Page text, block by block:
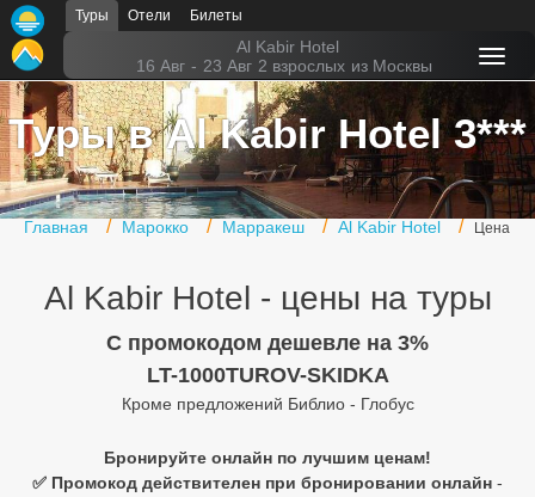
Туры Отели Билеты
Al Kabir Hotel
16 Авг - 23 Авг 2 взрослых из Москвы
Туры в Al Kabir Hotel 3***
Главная Марокко Марракеш Al Kabir Hotel Цена
Al Kabir Hotel - цены на туры
C промокодом дешевле на 3%
LT-1000TUROV-SKIDKA
Кроме предложений Библио - Глобус
Бронируйте онлайн по лучшим ценам!
✅ Промокод действителен при бронировании онлайн -
Главная
Горящие туры
Туры в Турцию
Туры в Египет
Офис г. Москва
Подборки отелей
Таиланд